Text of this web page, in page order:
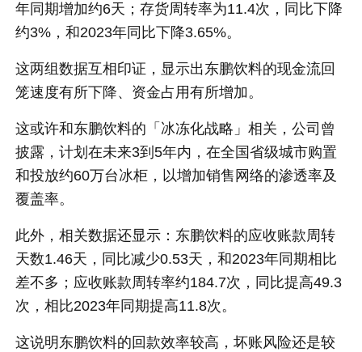
年同期增加约6天；存货周转率为11.4次，同比下降
约3%，和2023年同比下降3.65%。
这两组数据互相印证，显示出东鹏饮料的现金流回
笼速度有所下降、资金占用有所增加。
这或许和东鹏饮料的「冰冻化战略」相关，公司曾
披露，计划在未来3到5年内，在全国省级城市购置
和投放约60万台冰柜，以增加销售网络的渗透率及
覆盖率。
此外，相关数据还显示： 东鹏饮料的应收账款周转
天数1.46天，同比减少0.53天，和2023年同期相比
差不多；应收账款周转率约184.7次，同比提高49.3
次，相比2023年同期提高11.8次。
这说明东鹏饮料的回款效率较高，坏账风险还是较